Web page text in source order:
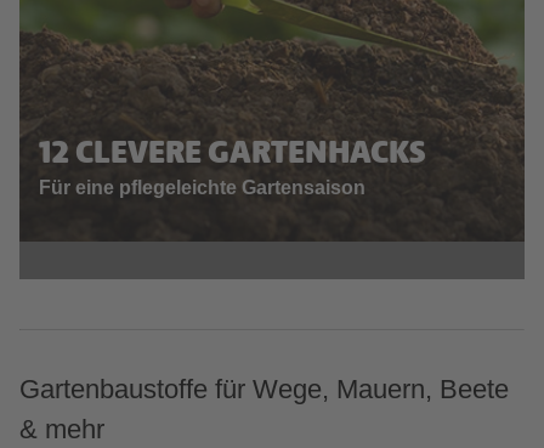
12 CLEVERE GARTENHACKS
Für eine pflegeleichte Gartensaison
Gartenbaustoffe für Wege, Mauern, Beete
& mehr